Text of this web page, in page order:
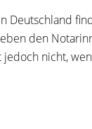
Deutschland
den
nicht,